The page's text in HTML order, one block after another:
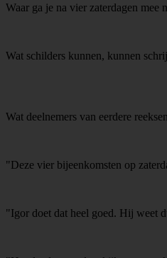
Waar ga je na vier zaterdagen mee
Wat schilders kunnen, kunnen
Wat deelnemers van eerdere
"Deze vier bijeenkomsten op
"Igor doet dat heel goed. Hij weet